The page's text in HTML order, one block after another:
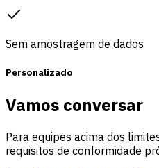
Sem amostragem de dados
Personalizado
Vamos conversar
Para equipes acima dos
requisitos de conformidade